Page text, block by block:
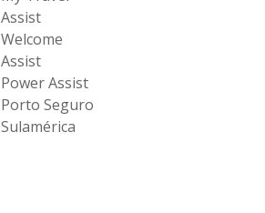
Assist
Welcome
Assist
Power Assist
Porto Seguro
Sulamérica